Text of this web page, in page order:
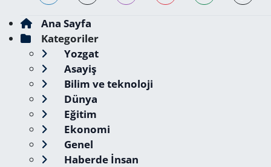
Ana Sayfa
Kategoriler
Yozgat
Asayiş
Bilim ve teknoloji
Dünya
Eğitim
Ekonomi
Genel
Haberde İnsan